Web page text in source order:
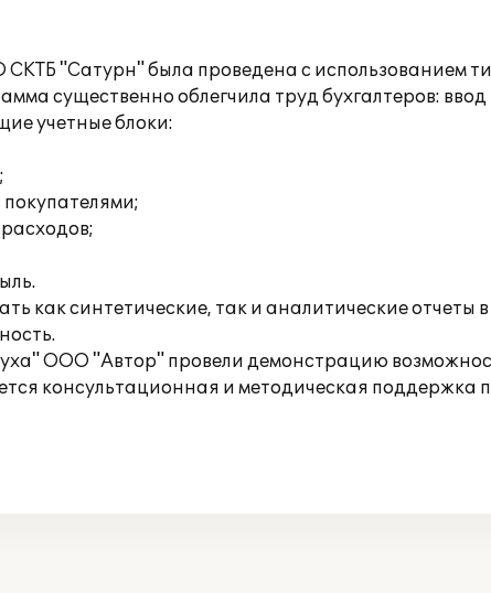
"Сатурн" была проведена с использованием
существенно облегчила труд бухгалтеров:
учетные блоки:
как синтетические, так и аналитические
ООО "Автор" провели демонстрацию
консультационная и методическая поддержка